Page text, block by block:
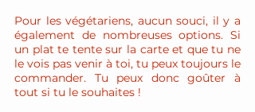
Pour les végétariens, aucun souci, il y a
également de nombreuses options. Si
un plat te tente sur la carte et que tu ne
le vois pas venir à toi, tu peux toujours le
commander. Tu peux donc goûter à
tout si tu le souhaites !